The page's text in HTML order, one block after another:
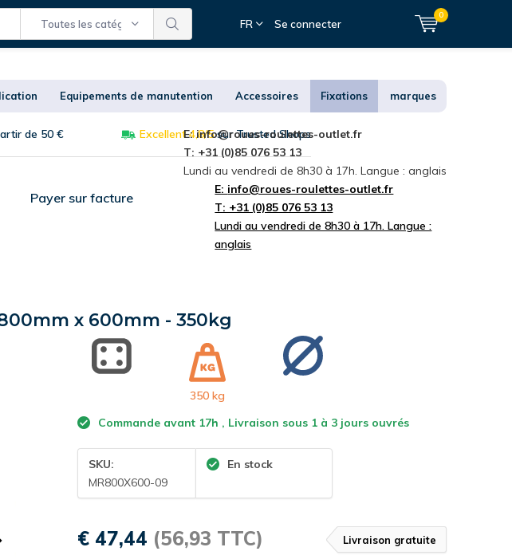
Toutes les catégories FR Se connecter
0
Equipements de manutention Accessoires Fixations marques
de 50 € Excellent 4,8/5sur Trusted Shops
E:info@roues-roulettes-outlet.fr
T: +31 (0)85 076 53 13
Lundi au vendredi de 8h30 à 17h. Langue : anglais
Payer sur facture
E: info@roues-roulettes-outlet.fr
T: +31 (0)85 076 53 13
Lundi au vendredi de 8h30 à 17h. Langue :
anglais
x 600mm - 350kg
350 kg
Commande avant 17h , Livraison sous 1 à 3 jours ouvrés
SKU:
MR800X600-09
En stock
€ 47,44 (56,93 TTC) Livraison gratuite